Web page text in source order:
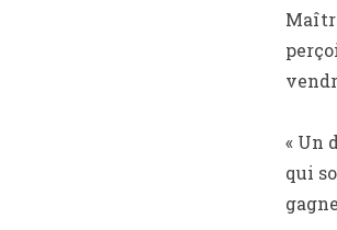
« Un
qui